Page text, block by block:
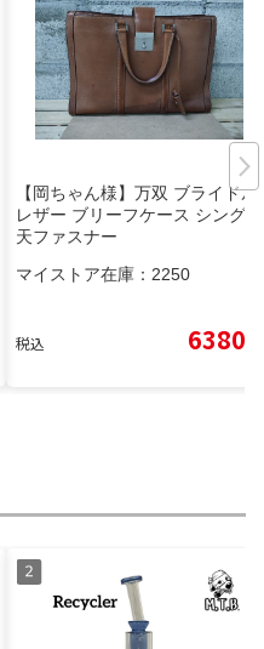
【岡ちゃん様】万双 ブライドル
レザー ブリーフケース シングル
天ファスナー
マイストア在庫： 2250
税込 6380